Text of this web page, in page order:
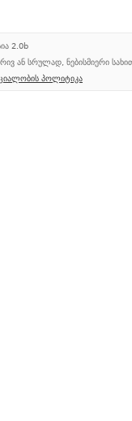
2.0b
ან სრულად, ნებისმიერი
პოლიტიკა